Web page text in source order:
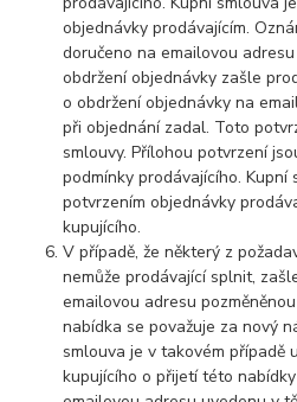
objednávky prodávajícím.
doručeno na emailovou
obdržení objednávky zašle
o obdržení objednávky na
při objednání zadal. Toto
smlouvy. Přílohou potvrzení
podmínky prodávajícího. Kupní
potvrzením objednávky
kupujícího.
V případě, že některý z
nemůže prodávající splnit,
emailovou adresu
nabídka se považuje za nový
smlouva je v takovém případě
kupujícího o přijetí této